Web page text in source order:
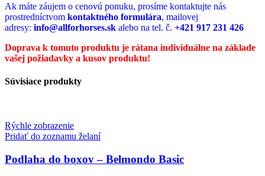
Ak máte záujem o cenovú ponuku, prosíme kontaktujte nás
prostredníctvom kontaktného formulára, mailovej
adresy: info@allforhorses.sk alebo na tel. č. +421 917 231 426
Doprava k tomuto produktu je rátana individuálne na základe
vašej požiadavky a kusov produktu!
Súvisiace produkty
Rýchle zobrazenie
Pridať do zoznamu želaní
Podlaha do boxov – Belmondo Basic